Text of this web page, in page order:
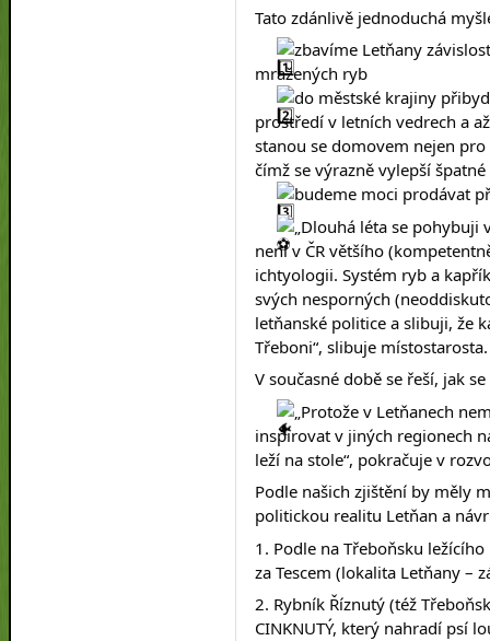
Tato zdánlivě jednoduchá
zbavíme Letňany
mražených ryb
do městské krajiny
prostředí v letních vedrech a
stanou se domovem nejen
čímž se výrazně vylepší
budeme moci prodávat
„Dlouhá léta se
není v ČR většího
ichtyologii. Systém ryb a
svých nesporných
letňanské politice a slibuji, že
Třeboni“, slibuje místostarosta.
V současné době se řeší, jak
„Protože v Letňanech
inspirovat v jiných regionech
leží na stole“, pokračuje v
Podle našich zjištění by měly
politickou realitu Letňan a
1. Podle na Třeboňsku
za Tescem (lokalita Letňany –
2. Rybník Říznutý (též
CINKNUTÝ, který nahradí psí